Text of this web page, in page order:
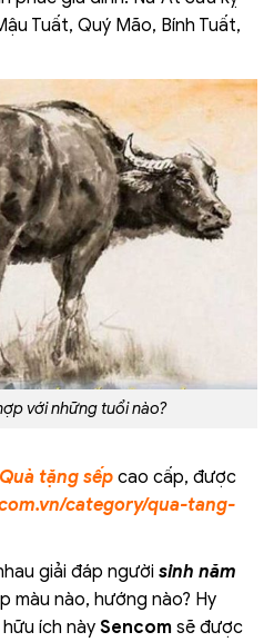
Tuất, Quý Mão, Bính Tuất,
với những tuổi nào?
Quà tặng sếp cao cấp, được
category/qua-tang-
giải đáp người sinh năm
màu nào, hướng nào? Hy
ích này Sencom sẽ được